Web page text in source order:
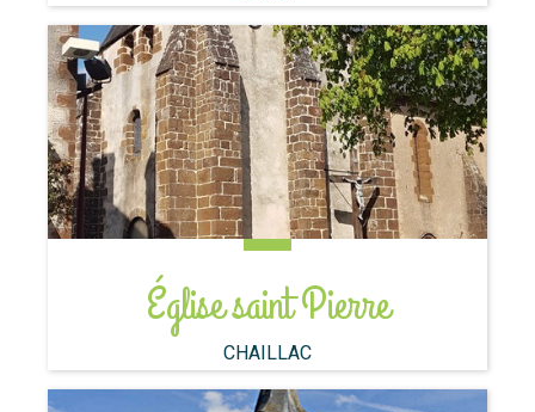
Église saint Pierre
CHAILLAC